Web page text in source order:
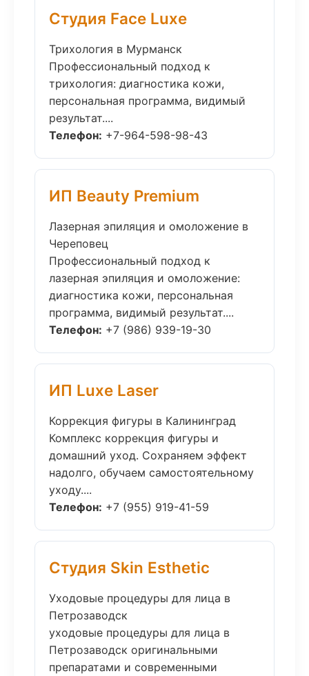
Студия Face Luxe
Трихология в Мурманск
Профессиональный подход к
трихология: диагностика кожи,
персональная программа, видимый
результат....
Телефон: +7-964-598-98-43
ИП Beauty Premium
Лазерная эпиляция и омоложение в
Череповец
Профессиональный подход к
лазерная эпиляция и омоложение:
диагностика кожи, персональная
программа, видимый результат....
Телефон: +7 (986) 939-19-30
ИП Luxe Laser
Коррекция фигуры в Калининград
Комплекс коррекция фигуры и
домашний уход. Сохраняем эффект
надолго, обучаем самостоятельному
уходу....
Телефон: +7 (955) 919-41-59
Студия Skin Esthetic
Уходовые процедуры для лица в
Петрозаводск
уходовые процедуры для лица в
Петрозаводск оригинальными
препаратами и современными